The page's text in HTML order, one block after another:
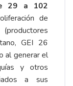
29 a 102
de
GEI 26
al generar el
y otros
a sus